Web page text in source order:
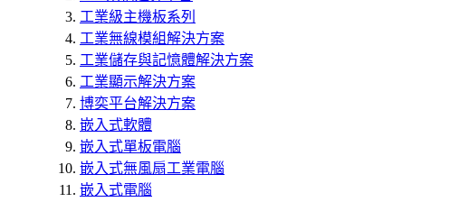
工業級主機板系列
工業無線模組解決方案
工業儲存與記憶體解決方案
工業顯示解決方案
博奕平台解決方案
嵌入式軟體
嵌入式單板電腦
嵌入式無風扇工業電腦
嵌入式電腦